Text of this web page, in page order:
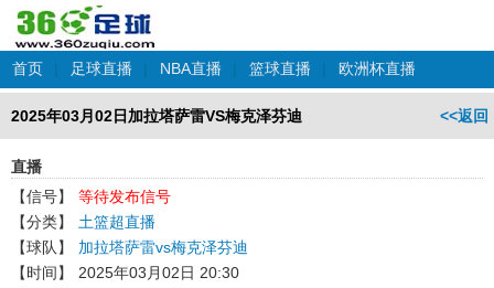
首页 | 足球直播 | NBA直播 | 篮球直播 | 欧洲杯直播
<<返回
2025年03月02日加拉塔萨雷VS梅克泽芬迪
直播
【信号】
等待发布信号
【分类】
土篮超直播
【球队】
加拉塔萨雷vs梅克泽芬迪
【时间】
2025年03月02日 20:30